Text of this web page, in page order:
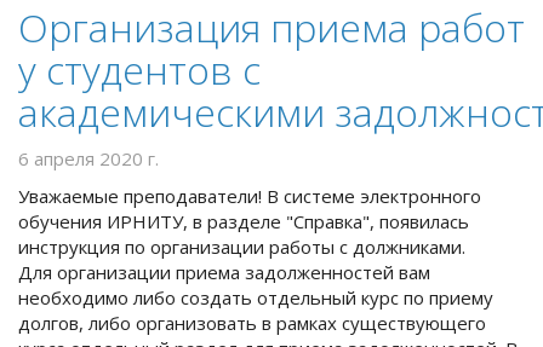
Организация приема работ
у студентов с
академическими
6 апреля 2020 г.
Уважаемые преподаватели! В системе электронного
обучения ИРНИТУ, в разделе "Справка", появилась
инструкция по организации работы с должниками.
Для организации приема задолженностей вам
необходимо либо создать отдельный курс по приему
долгов, либо организовать в рамках существующего